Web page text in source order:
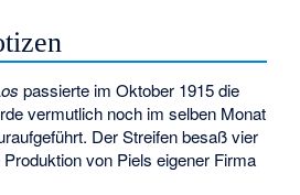
passierte im Oktober 1915 die
vermutlich noch im selben Monat
Der Streifen besaß vier
von Piels eigener Firma